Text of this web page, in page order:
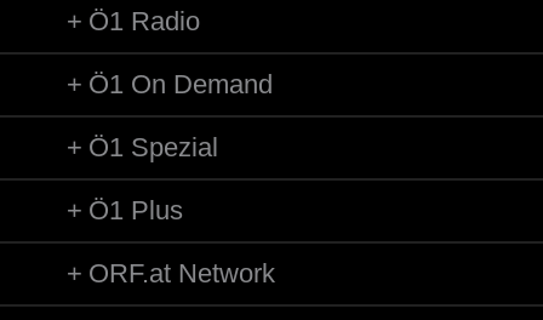
Ö1 Radio
Ö1 On Demand
Ö1 Spezial
Ö1 Plus
ORF.at Network